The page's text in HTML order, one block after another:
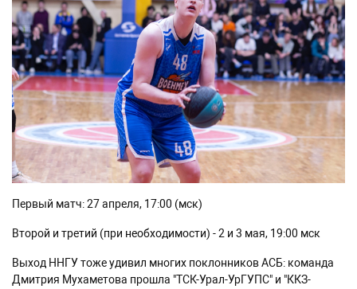
Первый матч: 27 апреля, 17:00 (мск)
Второй и третий (при необходимости) - 2 и 3 мая, 19:00 мск
Выход ННГУ тоже удивил многих поклонников АСБ: команда
Дмитрия Мухаметова прошла "ТСК-Урал-УрГУПС" и "ККЗ-